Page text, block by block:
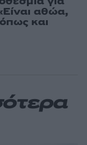
αθώα,
και